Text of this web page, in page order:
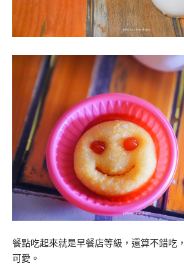
餐點吃起來就是早餐店等級，還算不錯吃
可愛。